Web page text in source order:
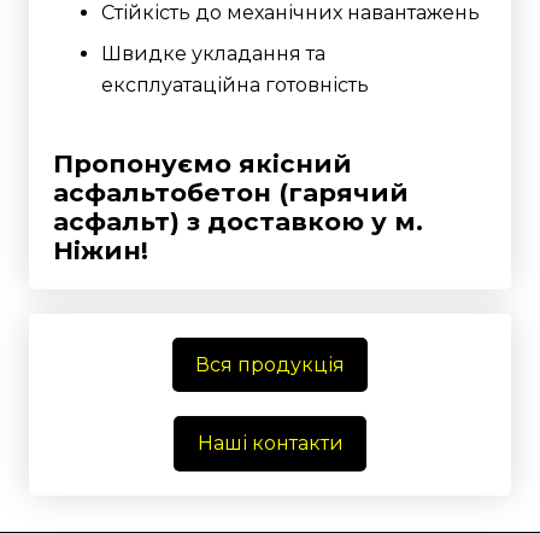
Стійкість до механічних навантажень
Швидке укладання та
експлуатаційна готовність
Пропонуємо якісний
асфальтобетон (гарячий
асфальт) з доставкою у м.
Ніжин!
Вся продукція
Наші контакти